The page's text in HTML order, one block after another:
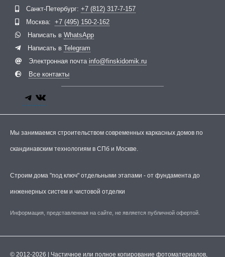
Санкт-Петербург: +7 (812) 317-7-157
Москва: +7 (495) 150-2-162
Написать в WhatsApp
Написать в Telegram
Электронная почта info@finskidomik.ru
Все контакты
Telegram
ВКонтакте
Мы занимаемся строительством современных каркасных домов по
скандинавским технологиям в СПб и Москве.
Строим дома "под ключ" отдельными этапами - от фундамента до
инженерных систем и чистовой отделки
Информация, представленная на сайте, не является публичной офертой.
© 2012-2026 | Частичное или полное копирование фотоматериалов,